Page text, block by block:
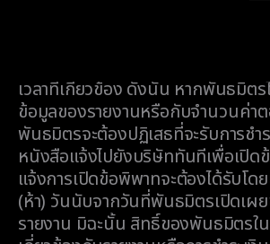
เวลาที่เกี่ยวข้อง ดังนั้น หากพันธมิต
ข้อมูลของรายงานหรือกับจำนวนค่า
พันธมิตรจะต้องปฏิเสธที่จะรับการชำ
หนังสือแจ้งไปยังบริษัททันทีเพื่อเปิ
แจ้งการเปิดข้อพิพาทจะต้องได้รับโด
(ห้า) วันนับจากวันที่พันธมิตรเปิดเผ
รายงาน มิฉะนั้น สิทธิ์ของพันธมิตรใ